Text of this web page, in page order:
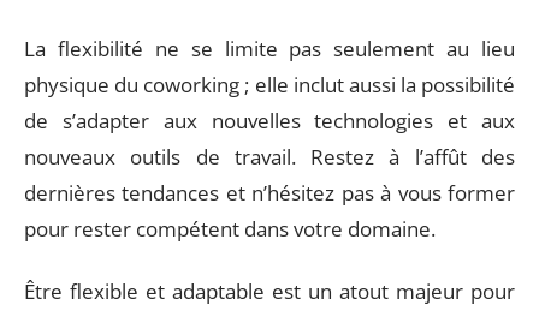
La flexibilité ne se limite pas seulement au lieu
physique du coworking ; elle inclut aussi la possibilité
de s’adapter aux nouvelles technologies et aux
nouveaux outils de travail. Restez à l’affût des
dernières tendances et n’hésitez pas à vous former
pour rester compétent dans votre domaine.
Être flexible et adaptable est un atout majeur pour